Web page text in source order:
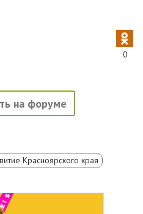
0
на форуме
Красноярского края